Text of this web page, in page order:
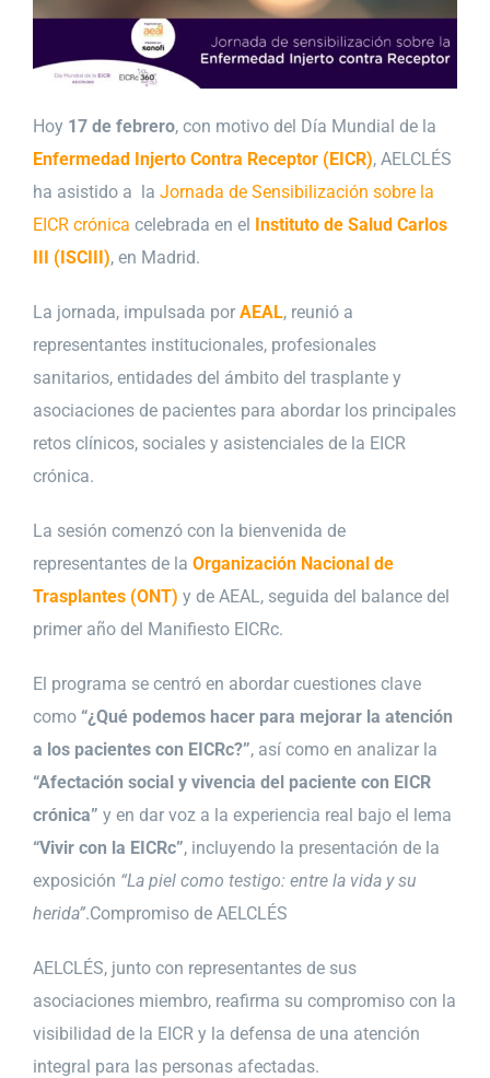
Hoy 17 de febrero, con motivo del Día Mundial de la
Enfermedad Injerto Contra Receptor (EICR), AELCLÉS
ha asistido a la Jornada de Sensibilización sobre la
EICR crónica celebrada en el Instituto de Salud Carlos
III (ISCIII), en Madrid.
La jornada, impulsada por AEAL, reunió a
representantes institucionales, profesionales
sanitarios, entidades del ámbito del trasplante y
asociaciones de pacientes para abordar los principales
retos clínicos, sociales y asistenciales de la EICR
crónica.
La sesión comenzó con la bienvenida de
representantes de la Organización Nacional de
Trasplantes (ONT) y de AEAL, seguida del balance del
primer año del Manifiesto EICRc.
El programa se centró en abordar cuestiones clave
como “¿Qué podemos hacer para mejorar la atención
a los pacientes con EICRc?”, así como en analizar la
“Afectación social y vivencia del paciente con EICR
crónica” y en dar voz a la experiencia real bajo el lema
“Vivir con la EICRc”, incluyendo la presentación de la
exposición “La piel como testigo: entre la vida y su
herida”.Compromiso de AELCLÉS
AELCLÉS, junto con representantes de sus
asociaciones miembro, reafirma su compromiso con la
visibilidad de la EICR y la defensa de una atención
integral para las personas afectadas.